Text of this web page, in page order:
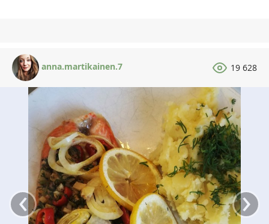
anna.martikainen.7 19 628
‹ ›